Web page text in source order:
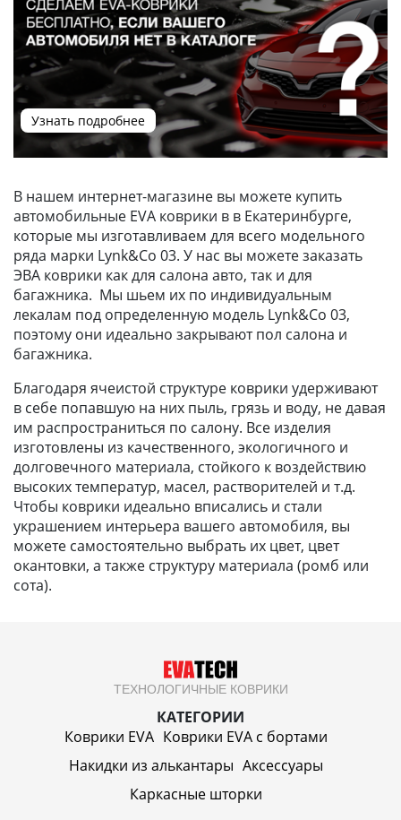
Узнать подробнее
В нашем интернет-магазине вы можете купить
автомобильные EVA коврики в в Екатеринбурге,
которые мы изготавливаем для всего модельного
ряда марки Lynk&Co 03. У нас вы можете заказать
ЭВА коврики как для салона авто, так и для
багажника. Мы шьем их по индивидуальным
лекалам под определенную модель Lynk&Co 03,
поэтому они идеально закрывают пол салона и
багажника.
Благодаря ячеистой структуре коврики удерживают
в себе попавшую на них пыль, грязь и воду, не давая
им распространиться по салону. Все изделия
изготовлены из качественного, экологичного и
долговечного материала, стойкого к воздействию
высоких температур, масел, растворителей и т.д.
Чтобы коврики идеально вписались и стали
украшением интерьера вашего автомобиля, вы
можете самостоятельно выбрать их цвет, цвет
окантовки, а также структуру материала (ромб или
сота).
ТЕХНОЛОГИЧНЫЕ КОВРИКИ
КАТЕГОРИИ
Коврики EVA Коврики EVA c бортами
Накидки из алькантары Аксессуары
Каркасные шторки